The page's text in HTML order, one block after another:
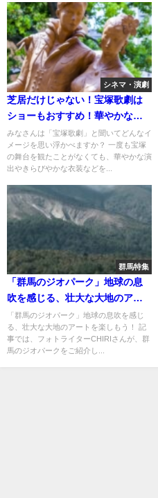
シネマ・演劇
芝居だけじゃない！宝塚歌劇は
ショーもおすすめ！華やかな舞
台の魅力をご紹介【動画付き】
みなさんは「宝塚歌劇」と聞いてどんなイ
メージを思い浮かべますか？ 一度も宝塚
の舞台を観たことがなくても、華やかな演
出やきらびやかな衣装などを...
群馬特集
「群馬のジオパーク」地球の息
吹を感じる、壮大な大地のアー
トを楽しもう！
「群馬のジオパーク」地球の息吹を感じ
る、壮大な大地のアートを楽しもう！ 記
事では、フォトライターCHIRIさんが、群
馬のジオパークをご紹介し...